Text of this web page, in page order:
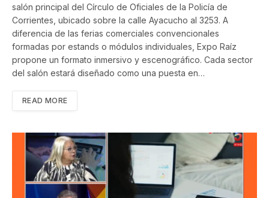
salón principal del Círculo de Oficiales de la Policía de
Corrientes, ubicado sobre la calle Ayacucho al 3253. A
diferencia de las ferias comerciales convencionales
formadas por estands o módulos individuales, Expo Raíz
propone un formato inmersivo y escenográfico. Cada sector
del salón estará diseñado como una puesta en…
READ MORE